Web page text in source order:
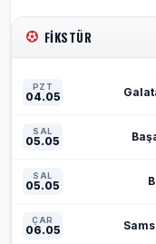
FIKSTÜR
PZT
04.05
SAL
05.05
SAL
05.05
ÇAR
06.05